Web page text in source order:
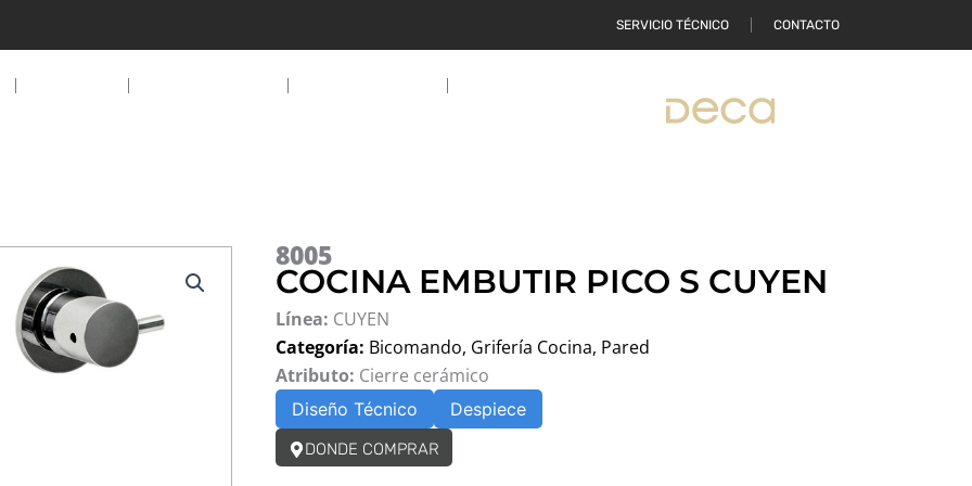
SERVICIO TÉCNICO CONTACTO
8005
COCINA EMBUTIR PICO S CUYEN
Línea: CUYEN
Categoría: Bicomando, Grifería Cocina, Pared
Atributo: Cierre cerámico
Diseño Técnico Despiece
DONDE COMPRAR